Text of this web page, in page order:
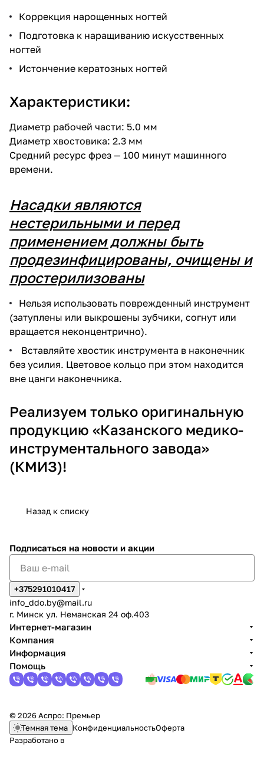
Коррекция нарощенных ногтей
Подготовка к наращиванию искусственных
ногтей
Истончение кератозных ногтей
Характеристики:
Диаметр рабочей части: 5.0 мм
Диаметр хвостовика: 2.3 мм
Средний ресурс фрез — 100 минут машинного
времени.
Насадки являются
нестерильными и перед
применением должны быть
продезинфицированы, очищены и
простерилизованы
Нельзя использовать поврежденный инструмент
(затуплены или выкрошены зубчики, согнут или
вращается неконцентрично).
Вставляйте хвостик инструмента в наконечник
без усилия. Цветовое кольцо при этом находится
вне цанги наконечника.
Реализуем только оригинальную
продукцию «Казанского медико-
инструментального завода»
(КМИЗ)!
Назад к списку
Подписаться на новости и акции
+375291010417
info_ddo.by@mail.ru
г. Минск ул. Неманская 24 оф.403
Интернет-магазин
Компания
Информация
Помощь
© 2026 Аспро: Премьер
Темная тема КонфиденциальностьОферта
Разработано в